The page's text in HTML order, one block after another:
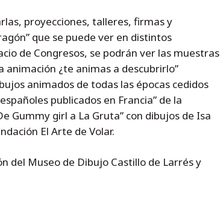
proyecciones, talleres, firmas y
que se puede ver en distintos
de Congresos, se podrán ver las muestras
animación ¿te animas a descubrirlo”
animados de todas las épocas cedidos
publicados en Francia” de la
Gummy girl a La Gruta” con dibujos de Isa
El Arte de Volar.
del Museo de Dibujo Castillo de Larrés y